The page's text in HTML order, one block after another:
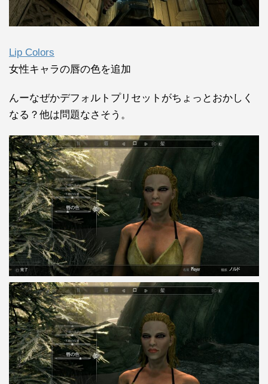
Lip Colors
女性キャラの唇の色を追加
んーなぜかデフォルトプリセットがちょっとおかしく
なる？他は問題なさそう。